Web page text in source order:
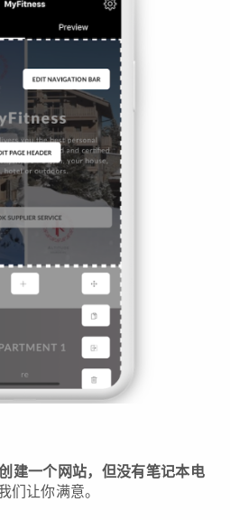
建一个网站，但没有笔记本电
们让你满意。